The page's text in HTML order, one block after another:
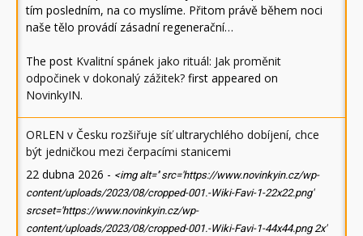
tím posledním, na co myslíme. Přitom právě během noci
naše tělo provádí zásadní regenerační…
The post Kvalitní spánek jako rituál: Jak proměnit
odpočinek v dokonalý zážitek? first appeared on
NovinkyIN.
ORLEN v Česku rozšiřuje síť ultrarychlého dobíjení, chce
být jedničkou mezi čerpacími stanicemi
22 dubna 2026 - <img alt='' src='https://www.novinkyin.cz/wp-
content/uploads/2023/08/cropped-001.-Wiki-Favi-1-22x22.png'
srcset='https://www.novinkyin.cz/wp-
content/uploads/2023/08/cropped-001.-Wiki-Favi-1-44x44.png 2x'